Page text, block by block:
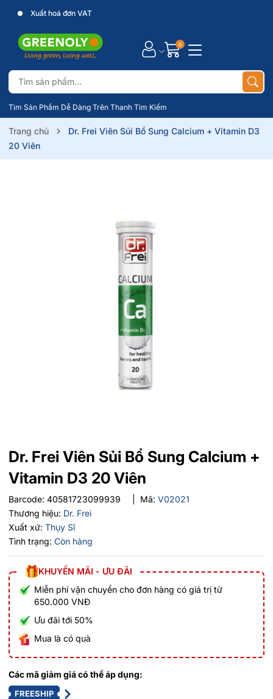
Xuất hoá đơn VAT
Tìm Sản Phẩm Dễ Dàng Trên Thanh Tìm Kiếm
0
Trang chủ
Dr. Frei Viên Sủi Bổ Sung Calcium + Vitamin D3
20 Viên
Dr. Frei Viên Sủi Bổ Sung Calcium +
Vitamin D3 20 Viên
Barcode: 40581723099939 Mã: V02021
Thương hiệu: Dr. Frei
Xuất xứ: Thụy Sĩ
Tình trạng: Còn hàng
KHUYẾN MÃI - ƯU ĐÃI
Miễn phí vận chuyển cho đơn hàng có giá trị từ
650.000 VNĐ
Ưu đãi tới 50%
Mua là có quà
Các mã giảm giá có thể áp dụng:
FREESHIP